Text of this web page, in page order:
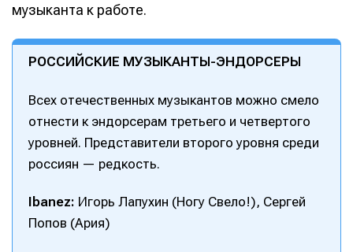
музыканта к работе.
РОССИЙСКИЕ МУЗЫКАНТЫ-ЭНДОРСЕРЫ
Всех отечественных музыкантов можно смело
отнести к эндорсерам третьего и четвертого
уровней. Представители второго уровня среди
россиян — редкость.
Ibanez: Игорь Лапухин (Ногу Свело!), Сергей
Попов (Ария)